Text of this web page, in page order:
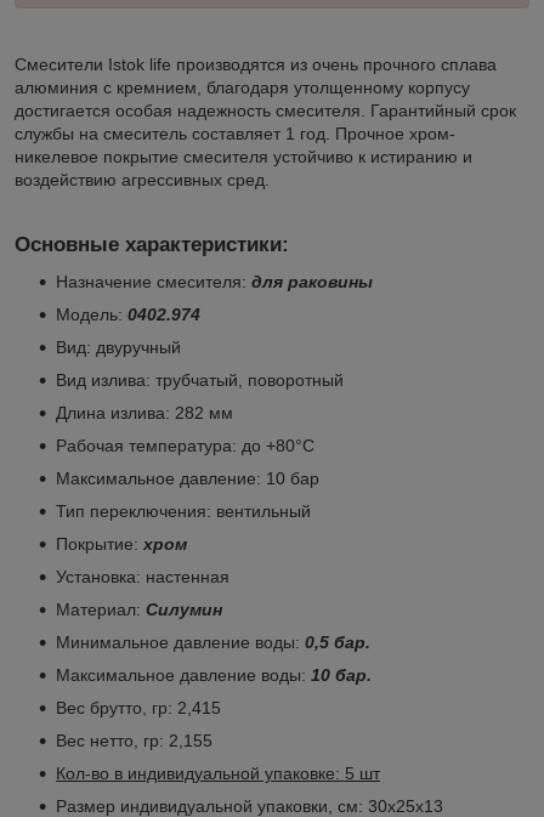
Cмесители Istok life производятся из очень прочного сплава
алюминия с кремнием, благодаря утолщенному корпусу
достигается особая надежность смесителя. Гарантийный срок
службы на смеситель составляет 1 год. Прочное хром-
никелевое покрытие смесителя устойчиво к истиранию и
воздействию агрессивных сред.
Основные характеристики:
Назначение смесителя: для раковины
Модель: 0402.974
Вид: двуручный
Вид излива: трубчатый, поворотный
Длина излива: 282 мм
Рабочая температура: до +80°С
Максимальное давление: 10 бар
Тип переключения: вентильный
Покрытие: хром
Установка: настенная
Материал: Силумин
Минимальное давление воды: 0,5 бар.
Максимальное давление воды: 10 бар.
Вес брутто, гр: 2,415
Вес нетто, гр: 2,155
Кол-во в индивидуальной упаковке: 5 шт
Размер индивидуальной упаковки, см: 30x25x13